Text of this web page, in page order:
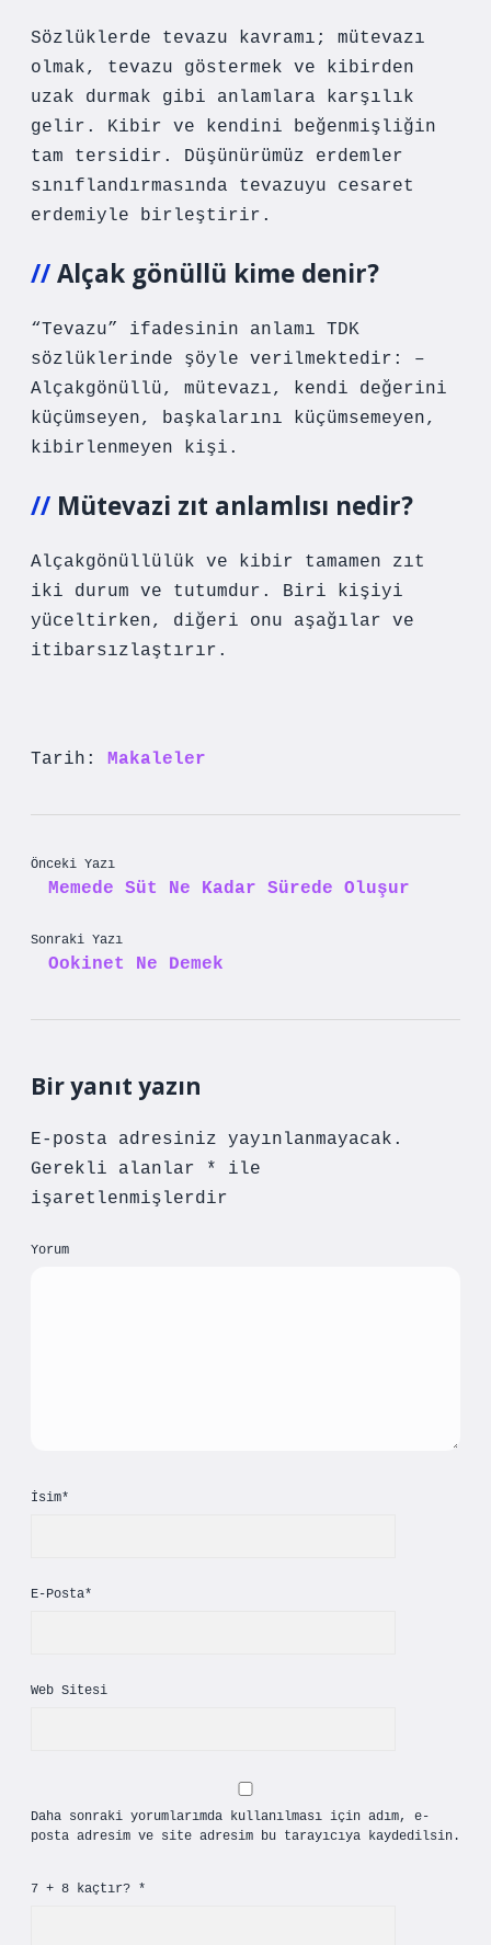
Sözlüklerde tevazu kavramı; mütevazı
olmak, tevazu göstermek ve kibirden
uzak durmak gibi anlamlara karşılık
gelir. Kibir ve kendini beğenmişliğin
tam tersidir. Düşünürümüz erdemler
sınıflandırmasında tevazuyu cesaret
erdemiyle birleştirir.
Alçak gönüllü kime denir?
“Tevazu” ifadesinin anlamı TDK
sözlüklerinde şöyle verilmektedir: –
Alçakgönüllü, mütevazı, kendi değerini
küçümseyen, başkalarını küçümsemeyen,
kibirlenmeyen kişi.
Mütevazi zıt anlamlısı nedir?
Alçakgönüllülük ve kibir tamamen zıt
iki durum ve tutumdur. Biri kişiyi
yüceltirken, diğeri onu aşağılar ve
itibarsızlaştırır.
Tarih: Makaleler
Önceki Yazı
Memede Süt Ne Kadar Sürede Oluşur
Sonraki Yazı
Ookinet Ne Demek
Bir yanıt yazın
E-posta adresiniz yayınlanmayacak.
Gerekli alanlar
*
ile
işaretlenmişlerdir
Yorum
İsim*
E-Posta*
Web Sitesi
Daha sonraki yorumlarımda kullanılması için adım, e-
posta adresim ve site adresim bu tarayıcıya kaydedilsin.
7 + 8 kaçtır? *